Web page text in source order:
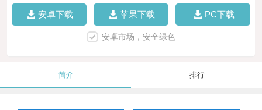
安卓下载 苹果下载 PC下载
安卓市场，安全绿色
简介 排行